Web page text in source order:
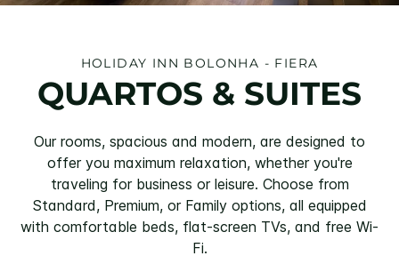
HOLIDAY INN BOLONHA - FIERA
QUARTOS & SUITES
Our rooms, spacious and modern, are designed to
offer you maximum relaxation, whether you're
traveling for business or leisure. Choose from
Standard, Premium, or Family options, all equipped
with comfortable beds, flat-screen TVs, and free Wi-
Fi.